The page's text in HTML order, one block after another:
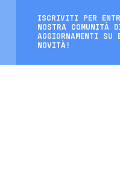
ISCRIVITI PER
NOSTRA COMUNITÀ
AGGIORNAMENTI
NOVITÀ!